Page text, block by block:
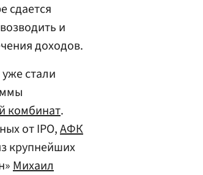
сдается
и
доходов.
стали
комбинат.
от IPO,АФК
крупнейших
Михаил